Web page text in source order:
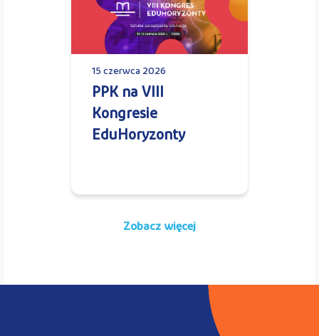
15 czerwca 2026
PPK na VIII
Kongresie
EduHoryzonty
Zobacz więcej